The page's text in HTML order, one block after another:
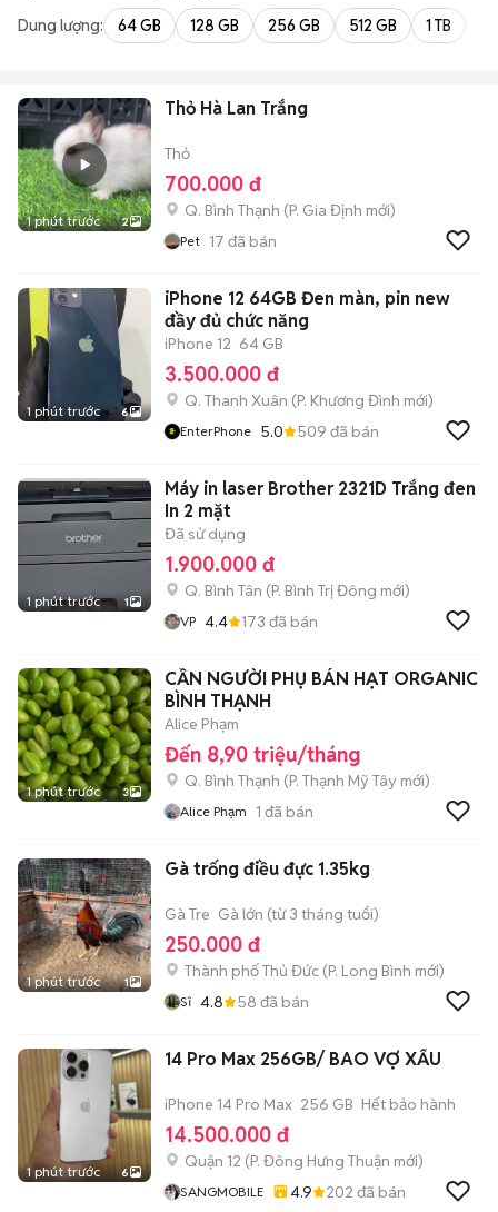
Dung lượng: 64 GB 128 GB 256 GB 512 GB 1 TB
1 phút trước 2
Thỏ Hà Lan Trắng
Thỏ
700.000 đ
Q. Bình Thạnh (P. Gia Định mới)
Pet 17 đã bán
1 phút trước 6
iPhone 12 64GB Đen màn, pin new
đầy đủ chức năng
iPhone 12 64 GB
3.500.000 đ
Q. Thanh Xuân (P. Khương Đình mới)
EnterPhone 5.0 509 đã bán
1 phút trước 1
Máy in laser Brother 2321D Trắng đen
In 2 mặt
Đã sử dụng
1.900.000 đ
Q. Bình Tân (P. Bình Trị Đông mới)
VP 4.4 173 đã bán
1 phút trước 3
CẦN NGƯỜI PHỤ BÁN HẠT ORGANIC
BÌNH THẠNH
Alice Phạm
Đến 8,90 triệu/tháng
Q. Bình Thạnh (P. Thạnh Mỹ Tây mới)
Alice Phạm 1 đã bán
1 phút trước 1
Gà trống điều đực 1.35kg
Gà Tre Gà lớn (từ 3 tháng tuổi)
250.000 đ
Thành phố Thủ Đức (P. Long Bình mới)
Sĩ 4.8 58 đã bán
1 phút trước 6
14 Pro Max 256GB/ BAO VỢ XẤU
iPhone 14 Pro Max 256 GB Hết bảo hành
14.500.000 đ
Quận 12 (P. Đông Hưng Thuận mới)
SANGMOBILE 4.9 202 đã bán